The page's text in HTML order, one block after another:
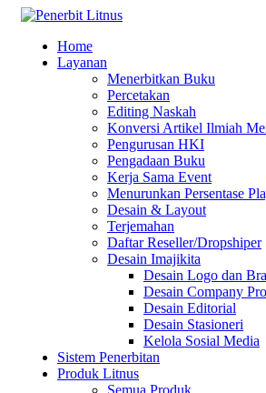
Home
Layanan
Menerbitkan Buku
Percetakan
Editing Naskah
Konversi Artikel Ilmiah
Pengurusan HKI
Pengadaan Buku
Kerja Sama Event
Menurunkan Persentase
Desain & Layout
Terjemahan
Daftar Reseller/Dropshiper
Desain Imajikita
Desain Logo dan
Desain Company
Desain Editorial
Desain Stasioneri
Kelola Sosial Media
Sistem Penerbitan
Produk Litnus
Semua Produk